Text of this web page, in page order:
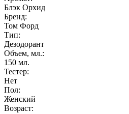
Блэк Орхид
Бренд:
Том Форд
Тип:
Дезодорант
Объем, мл.:
150 мл.
Тестер:
Нет
Пол:
Женский
Возраст: